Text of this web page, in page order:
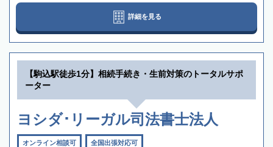
詳細を見る
【駒込駅徒歩1分】相続手続き・生前対策のトータルサポ
ーター
ヨシダ･リーガル司法書士法人
オンライン相談可 全国出張対応可